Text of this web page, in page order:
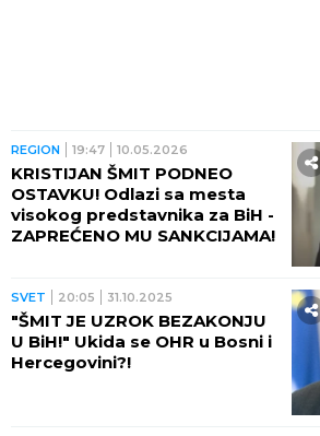
REGION 19:47 10.05.2026
KRISTIJAN ŠMIT PODNEO
OSTAVKU! Odlazi sa mesta
visokog predstavnika za BiH -
ZAPREĆENO MU SANKCIJAMA!
SVET 20:05 31.10.2025
"ŠMIT JE UZROK BEZAKONJU
U BiH!" Ukida se OHR u Bosni i
Hercegovini?!